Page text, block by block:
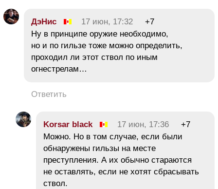
ДэНис 17 июн, 17:32
+7
Ну в принципе оружие необходимо,
но и по гильзе тоже можно определить,
проходил ли этот ствол по иным
огнестрелам…
Ответить
Korsar black 17 июн, 17:36
+7
Можно. Но в том случае, если были
обнаружены гильзы на месте
преступления. А их обычно стараются
не оставлять, если не хотят сбрасывать
ствол.